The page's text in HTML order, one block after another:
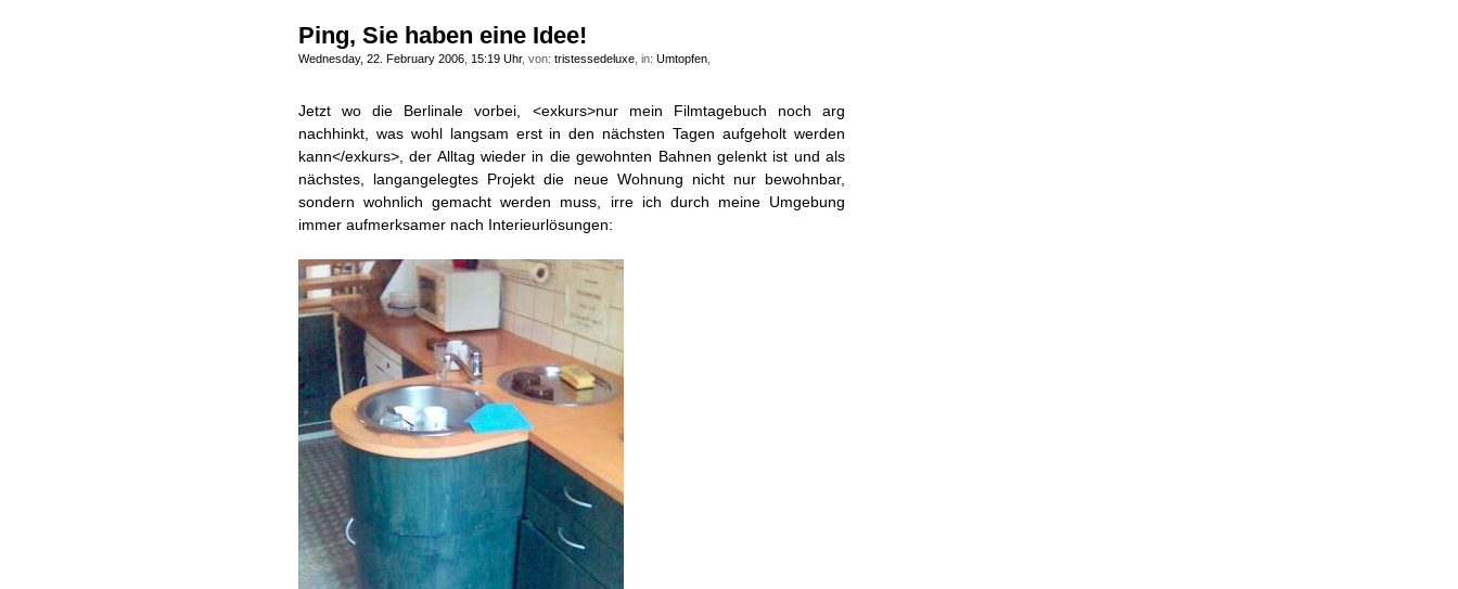
Ping, Sie haben eine Idee!
Wednesday, 22. February 2006 15:19 Uhr, von: tristessedeluxe , in: Umtopfen
Jetzt wo die Berlinale vorbei, <exkurs>nur mein Filmtagebuch noch arg
nachhinkt, was wohl langsam erst in den nächsten Tagen aufgeholt werden
kann</exkurs>, der Alltag wieder in die gewohnten Bahnen gelenkt ist und als
nächstes, langangelegtes Projekt die neue Wohnung nicht nur bewohnbar,
sondern wohnlich gemacht werden muss, irre ich durch meine Umgebung
immer aufmerksamer nach Interieurlösungen: